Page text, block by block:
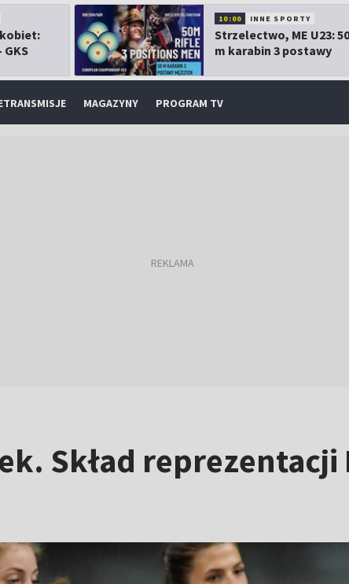
GKS
10:00 INNE SPORTY
Strzelectwo, ME U23:
m karabin 3 postawy
MAGAZYNY PROGRAM TV
Skład